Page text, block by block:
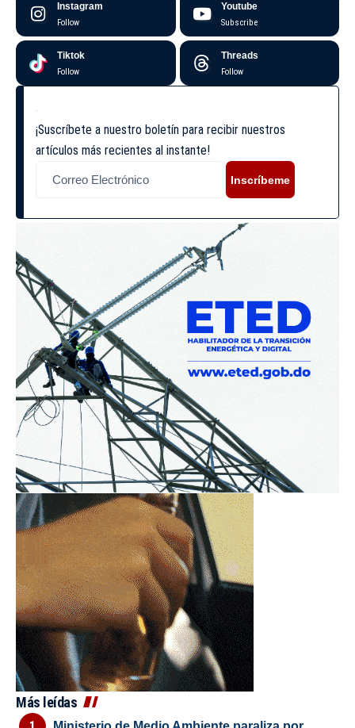
Instagram
Follow
Youtube
Subscribe
Tiktok
Follow
Threads
Follow
¡Suscríbete a nuestro boletín para recibir nuestros
artículos más recientes al instante!
Inscríbeme
Más leídas